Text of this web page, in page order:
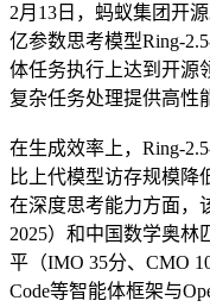
2月13日，蚂蚁集团开
亿参数思考模型Ring-
体任务执行上达到开源
复杂任务处理提供高性
在生成效率上，Ring-
比上代模型访存规模降
在深度思考能力方面，
2025）和中国数学奥林
平（IMO 35分、CMO
Code等智能体框架与